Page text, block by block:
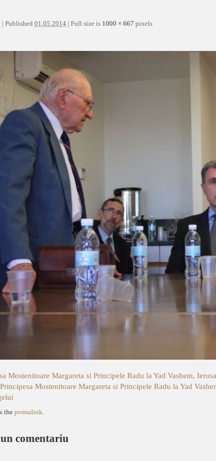
| Published 01.05.2014 | Full size is 1000 × 667 pixels
Mostenitoare Margareta si Principele Radu la Yad Vashem,
Principesa Mostenitoare Margareta si Principele Radu la Yad
thepermalink
comentariu